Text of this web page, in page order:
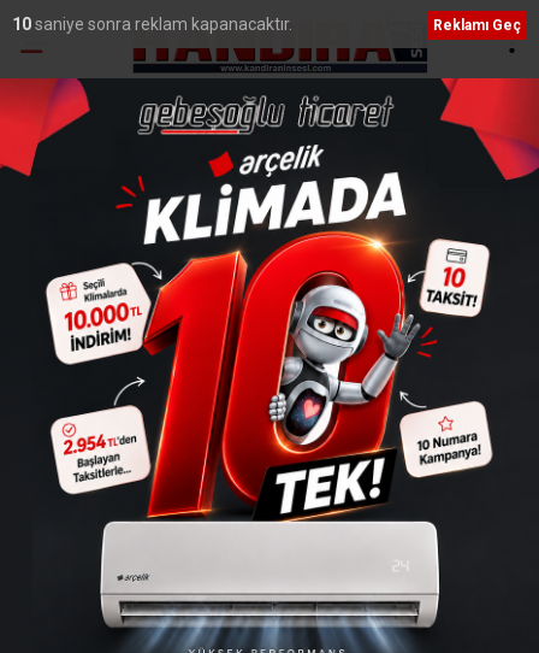
Ana Sayfa›Genel
Kandıra Sahillerinde 173
Kişi Boğulmaktan
Kurtarıldı
9saniye sonra reklam kapanacaktır. Reklamı Geç